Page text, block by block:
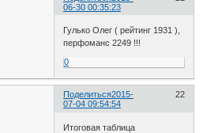
06-30 00:35:23
Гулько Олег ( рейтинг 1931 ),
перфоманс 2249 !!!
0
Поделиться 22
2015-
07-04 09:54:54
Итоговая таблица